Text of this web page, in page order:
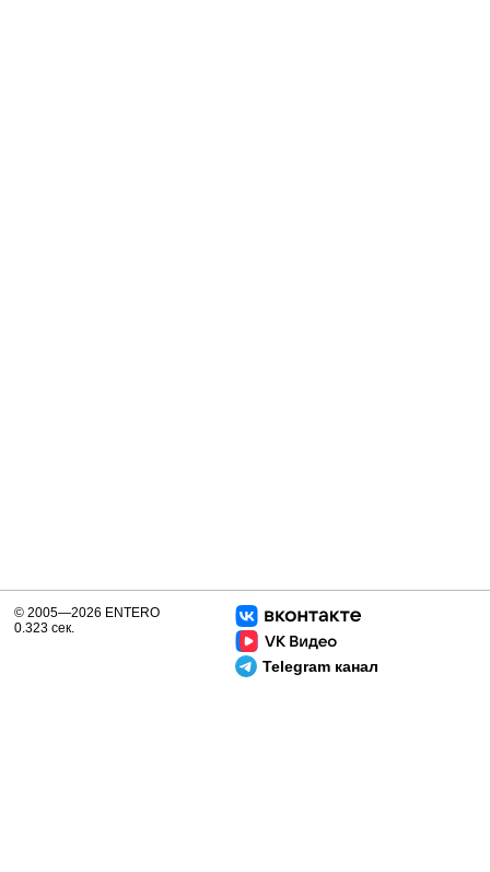
Telegram канал
© 2005—2026 ENTERO
0.323 сек.